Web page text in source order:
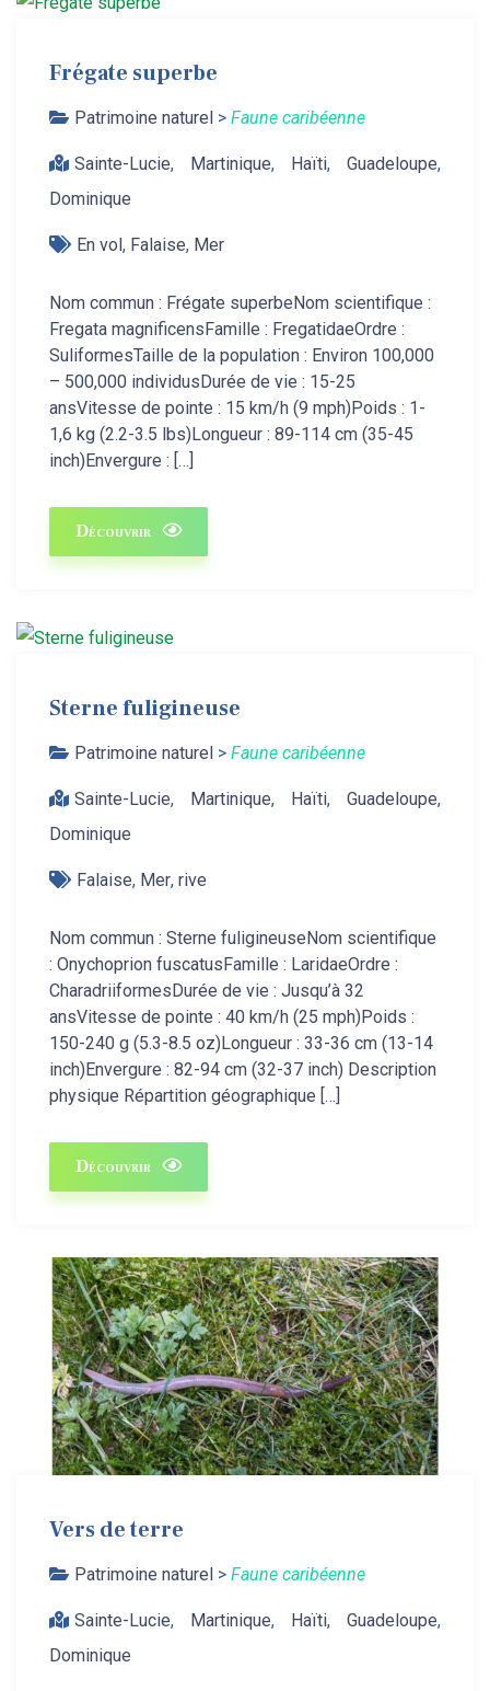
Frégate superbe
Patrimoine naturel > Faune caribéenne
Sainte-Lucie, Martinique, Haïti, Guadeloupe,
Dominique
En vol, Falaise, Mer
Nom commun : Frégate superbeNom scientifique :
Fregata magnificensFamille : FregatidaeOrdre :
SuliformesTaille de la population : Environ 100,000
– 500,000 individusDurée de vie : 15-25
ansVitesse de pointe : 15 km/h (9 mph)Poids : 1-
1,6 kg (2.2-3.5 lbs)Longueur : 89-114 cm (35-45
inch)Envergure : […]
Découvrir
Sterne fuligineuse
Patrimoine naturel > Faune caribéenne
Sainte-Lucie, Martinique, Haïti, Guadeloupe,
Dominique
Falaise, Mer, rive
Nom commun : Sterne fuligineuseNom scientifique
: Onychoprion fuscatusFamille : LaridaeOrdre :
CharadriiformesDurée de vie : Jusqu’à 32
ansVitesse de pointe : 40 km/h (25 mph)Poids :
150-240 g (5.3-8.5 oz)Longueur : 33-36 cm (13-14
inch)Envergure : 82-94 cm (32-37 inch) Description
physique Répartition géographique […]
Découvrir
Vers de terre
Patrimoine naturel > Faune caribéenne
Sainte-Lucie, Martinique, Haïti, Guadeloupe,
Dominique